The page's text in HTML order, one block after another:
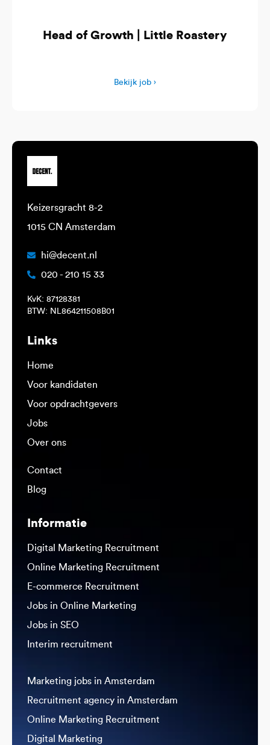
Head of Growth | Little Roastery
Bekijk job ›
Keizersgracht 8-2
1015 CN Amsterdam
hi@decent.nl
020 - 210 15 33
KvK: 87128381
BTW: NL864211508B01
Links
Home
Voor kandidaten
Voor opdrachtgevers
Jobs
Over ons
Contact
Blog
Informatie
Digital Marketing Recruitment
Online Marketing Recruitment
E-commerce Recruitment
Jobs in Online Marketing
Jobs in SEO
Interim recruitment
Marketing jobs in Amsterdam
Recruitment agency in Amsterdam
Online Marketing Recruitment
Digital Marketing